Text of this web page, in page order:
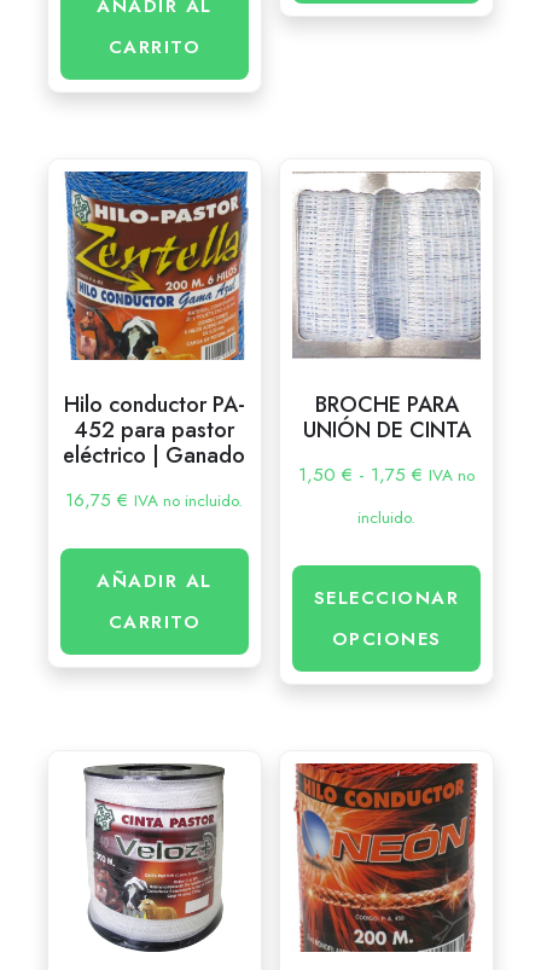
AÑADIR AL
CARRITO
Hilo conductor PA-
452 para pastor
eléctrico | Ganado
16,75€ IVA no incluido.
AÑADIR AL
CARRITO
BROCHE PARA
UNIÓN DE CINTA
1,50€ - 1,75€ IVA no
incluido.
SELECCIONAR
OPCIONES